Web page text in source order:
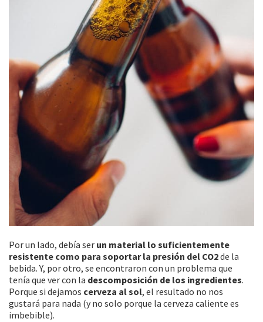
Por un lado, debía ser un material lo suficientemente
resistente como para soportar la presión del CO2de la
bebida. Y, por otro, se encontraron con un problema que
tenía que ver con la descomposición de los ingredientes.
Porque si dejamos cerveza al sol, el resultado no nos
gustará para nada (y no solo porque la cerveza caliente es
imbebible).